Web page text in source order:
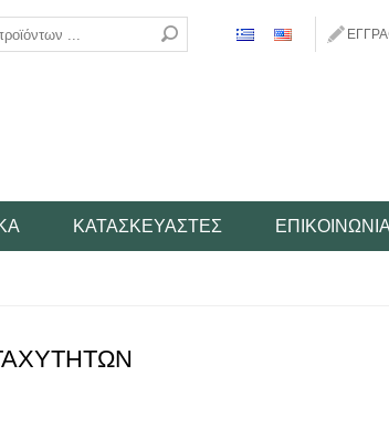
ΚΑΤΑΣΚΕΥΑΣΤΈΣ ΕΠΙΚΟΙΝΩΝΊΑ